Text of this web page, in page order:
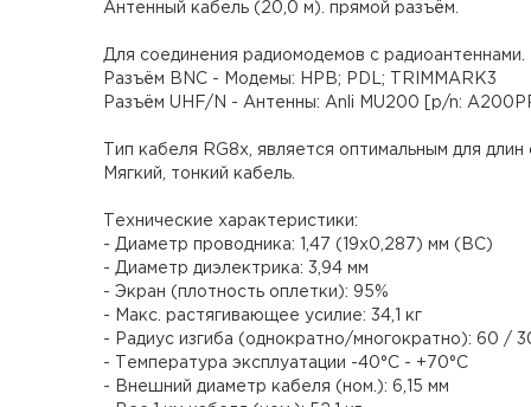
Антенный кабель (20,0 м). прямой разъём.
Для соединения радиомодемов с радиоантеннами.
Разъём BNC - Модемы: HPB; PDL; TRIMMARK3
Разъём UHF/N - Антенны: Anli MU200 [p/n:
Тип кабеля RG8x, является оптимальным для длин
Мягкий, тонкий кабель.
Технические характеристики:
- Диаметр проводника: 1,47 (19х0,287) мм (BC)
- Диаметр диэлектрика: 3,94 мм
- Экран (плотность оплетки): 95%
- Макс. растягивающее усилие: 34,1 кг
- Радиус изгиба (однократно/многократно): 60 /
- Температура эксплуатации -40°С - +70°С
- Внешний диаметр кабеля (ном.): 6,15 мм